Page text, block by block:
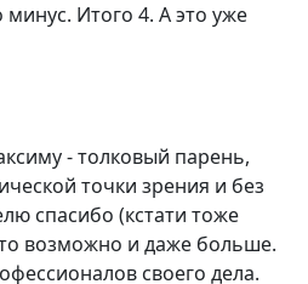
Итого 4. А это уже
- толковый парень,
точки зрения и без
спасибо (кстати тоже
возможно и даже больше.
своего дела.